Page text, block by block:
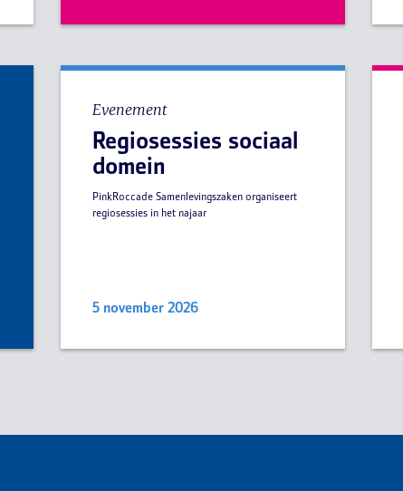
Evenement
Regiosessies sociaal
domein
PinkRoccade Samenlevingszaken organiseert
regiosessies in het najaar
5 november 2026